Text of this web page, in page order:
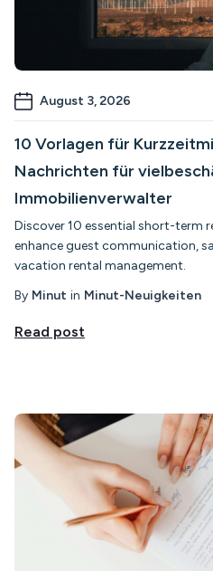
August 3, 2026
10 Vorlagen für
Nachrichten für
Immobilienverwalter
Discover 10 essential short-term
enhance guest communication,
vacation rental management.
By Minut in Minut-Neuigkeiten
Read post